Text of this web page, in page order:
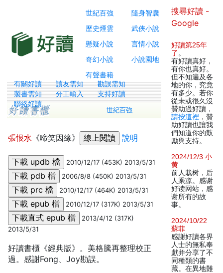
世紀百強
隨身智囊
歷史煙雲
武俠小說
懸疑小說
言情小說
奇幻小說
小說園地
有聲書籍
有關好讀 讀友需知
勘誤需知
製書需知
分工輸入
支持好讀
聯絡好讀
世紀百強
張恨水 《啼笑因緣》 說明
2010/12/17 (453K) 2013/5/31
2006/8/8 (450K) 2013/5/31
2010/12/17 (464K) 2013/5/31
2010/12/17 (317K) 2013/5/31
2013/4/12 (317K)
2013/5/31
好讀書櫃《經典版》。美格騰再整理校正
過。感謝Fong、Joy勘誤。
搜尋好讀 -
Google
好讀第25年
了 。
有好讀真好，
有你也真好。
但不知遍及各
地的你，究竟
有多少。若你
從未或很久沒
贊助過好讀，
請按這裡 ，贊
助好讀也讓我
們知道你的鼓
勵與支持。
2024/12/3 小
黄
前人栽树，后
人乘凉。感谢
好读网站，感
谢所有的故
事。
2024/10/22
蘇菲
感謝好讀各界
人士的無私奉
獻并分享了不
同種類的書
藏。在異地難